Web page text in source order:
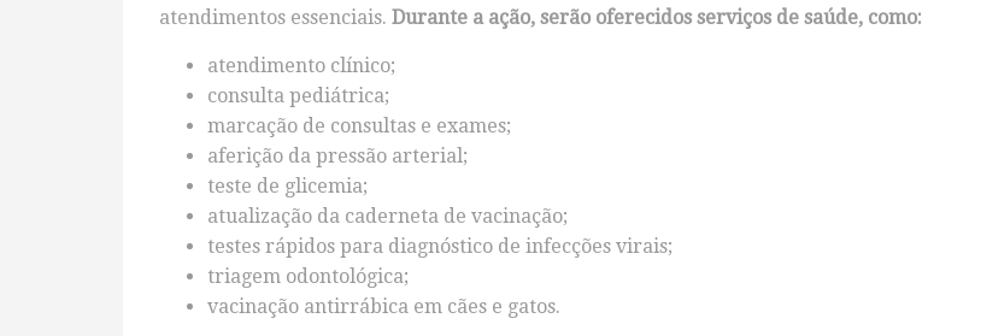
atendimentos essenciais. Durante a ação, serão oferecidos serviços de saúde, como:
atendimento clínico;
consulta pediátrica;
marcação de consultas e exames;
aferição da pressão arterial;
teste de glicemia;
atualização da caderneta de vacinação;
testes rápidos para diagnóstico de infecções virais;
triagem odontológica;
vacinação antirrábica em cães e gatos.